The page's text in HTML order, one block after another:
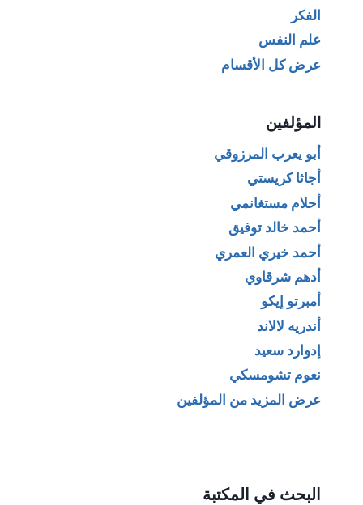
الفكر
علم النفس
عرض كل الأقسام
المؤلفين
أبو يعرب المرزوقي
أجاثا كريستي
أحلام مستغانمي
أحمد خالد توفيق
أحمد خيري العمري
أدهم شرقاوي
أمبرتو إيكو
أندريه لالاند
إدوارد سعيد
نعوم تشومسكي
عرض المزيد من المؤلفين
البحث في المكتبة